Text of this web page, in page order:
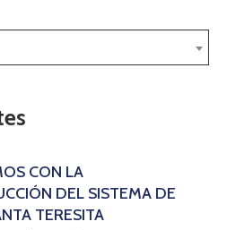
CON LA
DEL SISTEMA DE
TERESITA